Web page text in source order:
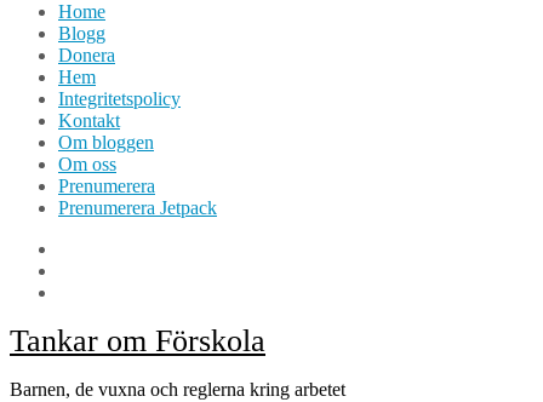
Home
Blogg
Donera
Hem
Integritetspolicy
Kontakt
Om bloggen
Om oss
Prenumerera
Prenumerera Jetpack
Tankar om Förskola
Barnen, de vuxna och reglerna kring arbetet